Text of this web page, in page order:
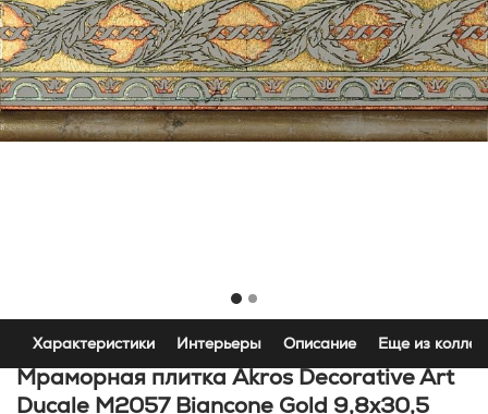
Характеристики Интерьеры Описание Еще из
Мраморная плитка Akros Decorative Art
Ducale M2057 Biancone Gold 9,8x30,5